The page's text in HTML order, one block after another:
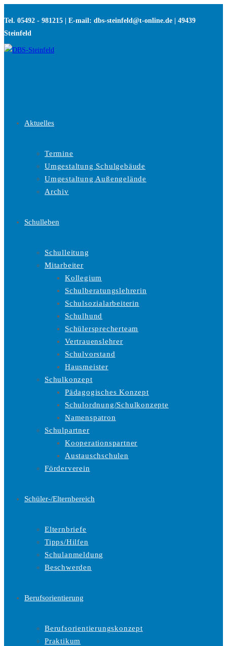
Inhalt
springen
Tel. 05492 - 981215 | E-mail: dbs-steinfeld@t-online.de | 49439
Steinfeld
Aktuelles
Termine
Umgestaltung Schulgebäude
Umgestaltung Außengelände
Archiv
Schulleben
Schulleitung
Mitarbeiter
Kollegium
Schulberatungslehrerin
Schulsozialarbeiterin
Schulhund
Schülersprecherteam
Vertrauenslehrer
Schulvorstand
Hausmeister
Schulkonzept
Pädagogisches Konzept
Schulordnung/Schulkonzepte
Namenspatron
Schulpartner
Kooperationspartner
Austauschschulen
Förderverein
Schüler-/Elternbereich
Elternbriefe
Tipps/Hilfen
Schulanmeldung
Beschwerden
Berufsorientierung
Berufsorientierungskonzept
Praktikum